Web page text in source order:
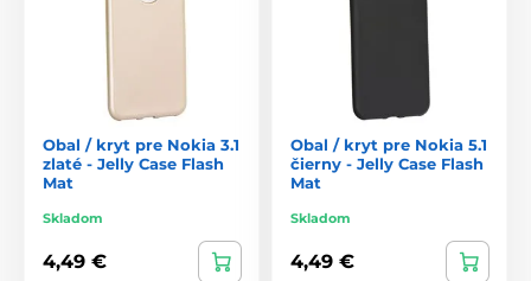
Obal / kryt pre Nokia 3.1
zlaté - Jelly Case Flash
Mat
Skladom
4,49 €
Obal / kryt pre Nokia 5.1
čierny - Jelly Case Flash
Mat
Skladom
4,49 €